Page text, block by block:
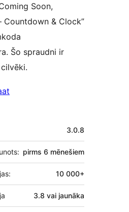
Soon,
Countdown & Clock”
Šo spraudni ir
3.0.8
pirms 6 mēnešiem
10 000+
3.8 vai jaunāka